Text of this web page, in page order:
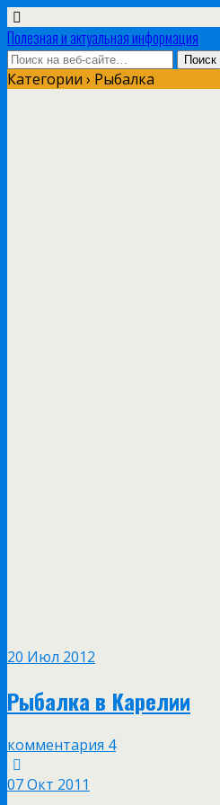
Полезная и актуальная информация
Категории › Рыбалка
20 Июл 2012
Рыбалка в Карелии
комментария 4
07 Окт 2011